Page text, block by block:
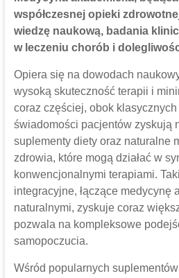
współczesnej opieki
wiedzę naukową, badania
w leczeniu chorób i
Opiera się na dowodach
wysoką skuteczność terapii i
coraz częściej, obok
świadomości pacjentów zyskują
suplementy diety oraz naturalne
zdrowia, które mogą działać w
konwencjonalnymi terapiami.
integracyjne, łączące medycynę
naturalnymi, zyskuje coraz
pozwala na kompleksowe
samopoczucia.
Wśród popularnych